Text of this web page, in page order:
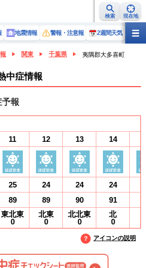
検索 現在地
地震情報 警報・注意報 2週間天気 ラ
関東 千葉県 夷隅郡大多喜町
中症情報
報
11
25
89
東北東
0
12
24
89
北東
0
13
24
90
北北東
0
14
24
91
北
0
アイコンの説明